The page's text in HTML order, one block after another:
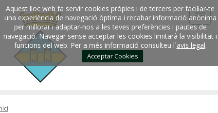
Aquest lloc web fa servir cookies pròpies i de tercers per faciliar-te
una experiència de navegació òptima i recabar informació anònima
per millorar i adaptar-nos a les teves preferències i pautes de
navegació. Navegar sense acceptar les cookies limitarà la visibilitat i
funcions del web. Per a més informació consulteu l´avis legal.
Acceptar Cookies